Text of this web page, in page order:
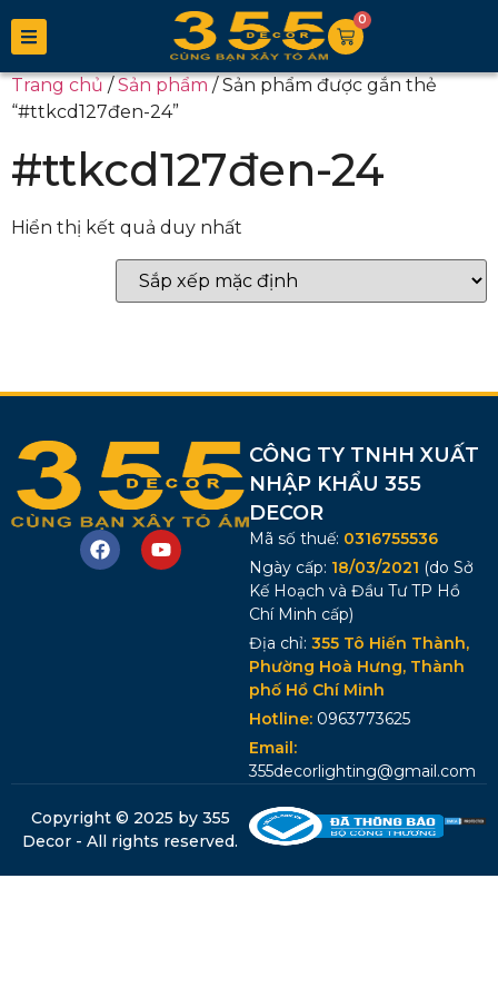
0
Trang chủ/Sản phẩm/ Sản phẩm được gắn thẻ
“#ttkcd127đen-24”
#ttkcd127đen-24
Hiển thị kết quả duy nhất
CÔNG TY TNHH XUẤT
NHẬP KHẨU 355
DECOR
Mã số thuế: 0316755536
Ngày cấp: 18/03/2021 (do Sở
Kế Hoạch và Đầu Tư TP Hồ
Chí Minh cấp)
Địa chỉ: 355 Tô Hiến Thành,
Phường Hoà Hưng, Thành
phố Hồ Chí Minh
Hotline: 0963773625
Email:
355decorlighting@gmail.com
Copyright © 2025 by 355
Decor - All rights reserved.